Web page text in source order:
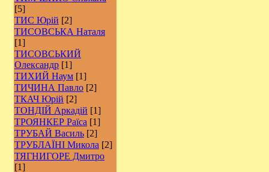
[5]
ТИС Юрій [2]
ТИСОВСЬКА Наталя
[1]
ТИСОВСЬКИЙ
Олександр [1]
ТИХИЙ Наум [1]
ТИЧИНА Павло [2]
ТКАЧ Юрій [2]
ТОНДІЙ Аркадій [1]
ТРОЯНКЕР Раїса [1]
ТРУБАЙ Василь [2]
ТРУБЛАЇНІ Микола [2]
ТЯГНИГОРЕ Дмитро
[1]